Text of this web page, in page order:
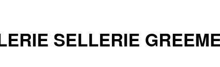
SELLERIE